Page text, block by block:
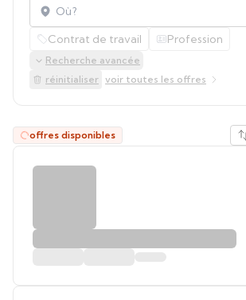
Contrat de travail Profession
Recherche avancée
réinitialiser voir toutes les offres
offres disponibles